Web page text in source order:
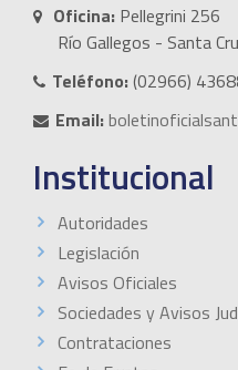
Oficina: Pellegrini 256
Río Gallegos - Santa
Teléfono:(02966)
Email:
Institucional
Autoridades
Legislación
Avisos Oficiales
Sociedades y Avisos
Contrataciones